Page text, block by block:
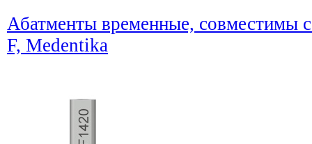
Абатменты временные, совместимы
F, Medentika